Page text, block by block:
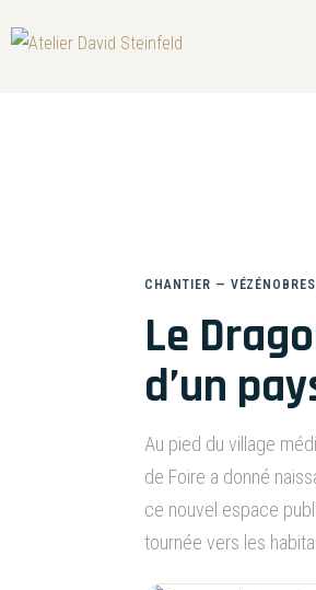
CHANTIER —
Le
d’un
Au pied du village
de Foire a donné
ce nouvel espace
tournée vers les